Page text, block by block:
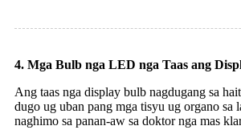
4. Mga Bulb nga LED nga Taas ang
Ang taas nga display bulb nagdugang sa
dugo ug uban pang mga tisyu ug organo sa
naghimo sa panan-aw sa doktor nga mas